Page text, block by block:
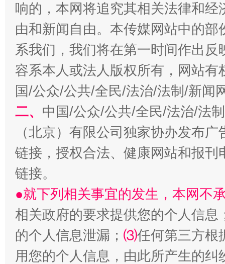
千年窑火 生生不息
响的，本网将追究其相关法律和
由和新闻自由。本传媒网站中的
系我们，我们将在第一时间作出
容系本人或法人版权所有，网站
国/公众/公共/全民/法治/法制/新闻
二、 中国/公众/公共/全民/法治/法
（北京）有限公司独家协办发布
链接，授权合法、健康网站和报
链接。
●就下列相关事宜的发生，本网不
相关政府的要求提供您的个人信息
的个人信息泄漏； ⑶任何第三方根
用您的个人信息，由此所产生的纠